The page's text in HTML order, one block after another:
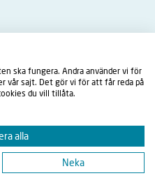
ska fungera. Andra använder vi för
vår sajt. Det gör vi för att får reda på
du vill tillåta.
alla
Neka